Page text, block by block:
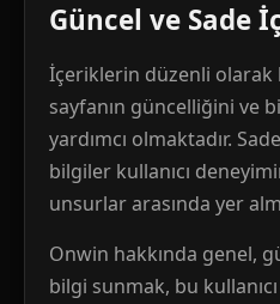
Güncel ve Sade
İçeriklerin düzenli
sayfanın güncelliğini ve
yardımcı olmaktadır.
bilgiler kullanıcı
unsurlar arasında yer
Onwin hakkında genel,
bilgi sunmak, bu